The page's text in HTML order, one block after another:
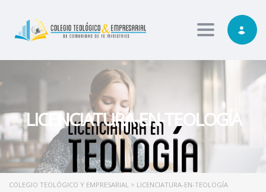
Toggle
LICENCIATURA-EN-TEOLOGÍA
COLEGIO TEOLÓGICO Y EMPRESARIAL > LICENCIATURA-EN-TEOLOGÍA